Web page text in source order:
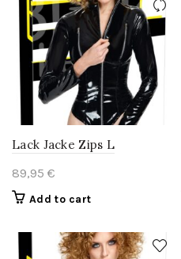
Lack Jacke Zips L
89,95 €
Add to cart